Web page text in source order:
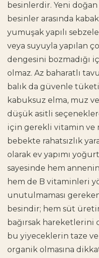
besinlerdir. Yeni
besinler arasında
yumuşak yapılı
veya suyuyla yapılan
dengesini bozmadığı
olmaz. Az baharatlı
balık da güvenle
kabuksuz elma, muz
düşük asitli
için gerekli vitamin ve
bebekte rahatsızlık
olarak ev yapımı
sayesinde hem
hem de B vitaminleri
unutulmaması
besindir; hem süt
bağırsak hareketlerini
bu yiyeceklerin taze
organik olmasına